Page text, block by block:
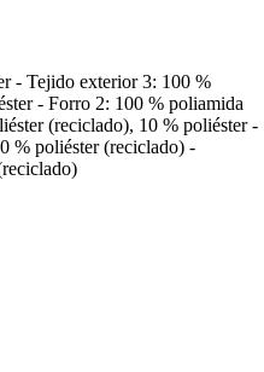
- Tejido exterior 3: 100 %
- Forro 2: 100 % poliamida
(reciclado), 10 % poliéster -
% poliéster (reciclado) -